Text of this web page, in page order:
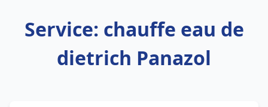
Service: chauffe eau de
dietrich Panazol